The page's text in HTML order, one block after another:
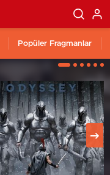
Popüler Fragmanlar